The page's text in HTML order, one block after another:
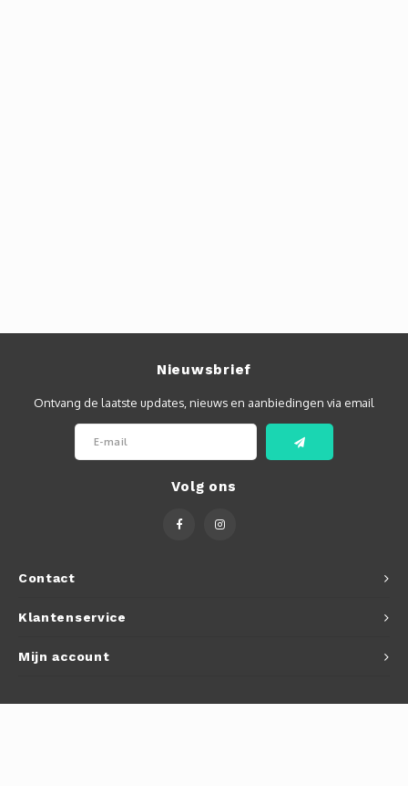
Contact
Nieuwsbrief
Ontvang de laatste updates, nieuws en aanbiedingen via email
Volg ons
Klantenservice
Mijn account